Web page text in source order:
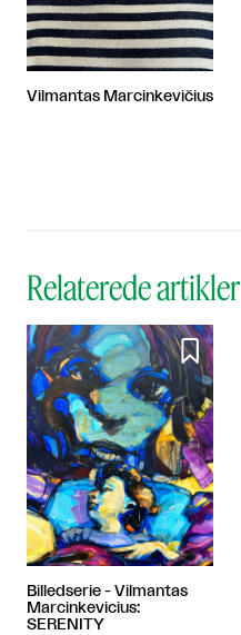
Vilmantas Marcinkevičius
Relaterede artikler

Billedserie - Vilmantas
Marcinkevicius:
SERENITY